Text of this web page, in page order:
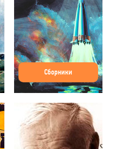
Сборники